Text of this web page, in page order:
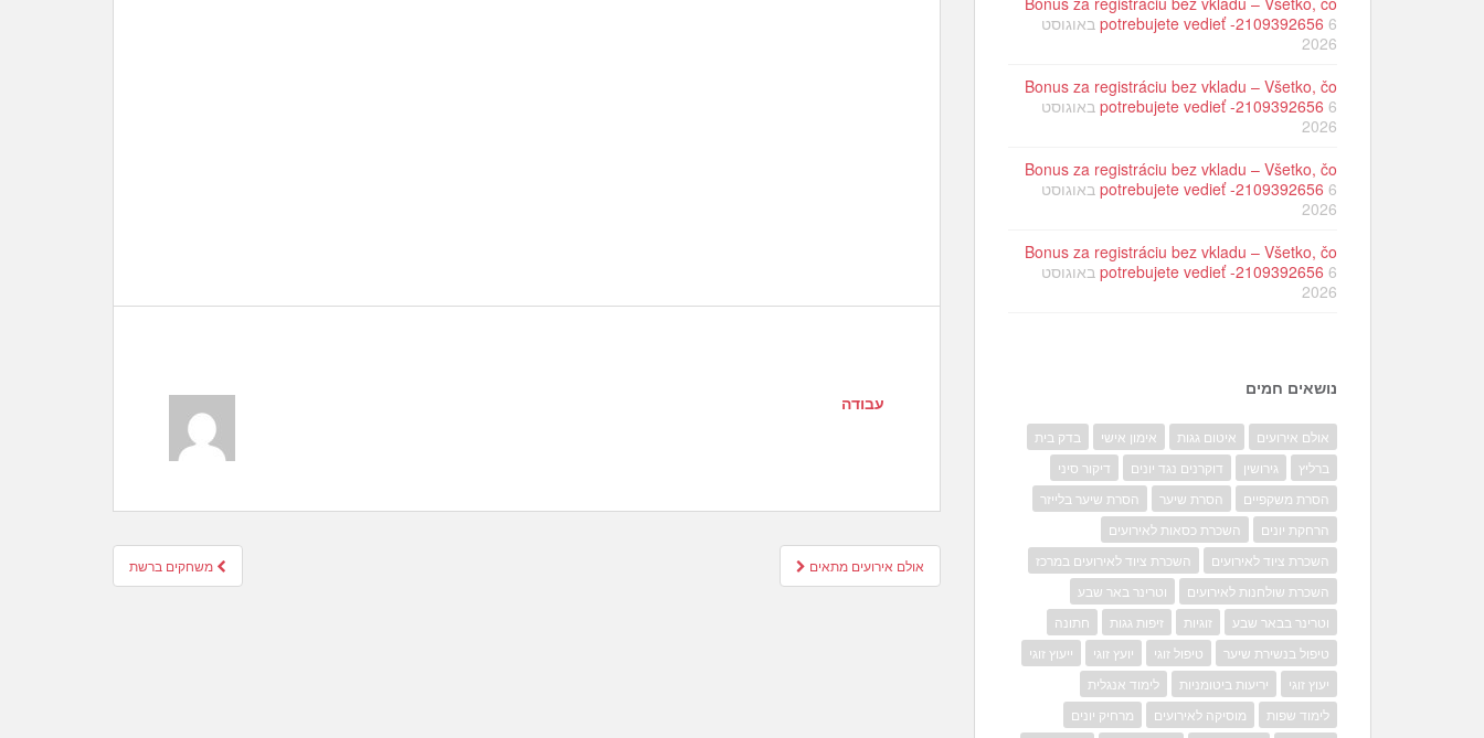
עבודה
Post
navigation
משחקים ברשת אולם אירועים מתאים
potrebujete vedieť -2109392656 6 באוגוסט
2026
Bonus za registráciu bez vkladu – Všetko, čo
potrebujete vedieť -2109392656 6 באוגוסט
2026
Bonus za registráciu bez vkladu – Všetko, čo
potrebujete vedieť -2109392656 6 באוגוסט
2026
Bonus za registráciu bez vkladu – Všetko, čo
potrebujete vedieť -2109392656 6 באוגוסט
2026
נושאים חמים
אולם אירועים איטום גגות אימון אישי
בדק בית
ברליץ
גירושין דוקרנים נגד יונים
דיקור סיני
הסרת משקפיים
הסרת שיער
הסרת שיער בלייזר
הרחקת יונים
השכרת כסאות לאירועים
השכרת ציוד לאירועים
השכרת ציוד לאירועים במרכז
השכרת שולחנות לאירועים
וטרינר באר שבע
וטרינר בבאר שבע
זוגיות זיפות גגות
חתונה
טיפול בנשירת שיער
טיפול זוגי יועץ זוגי
ייעוץ זוגי
יעוץ זוגי
יריעות ביטומניות
לימוד אנגלית
לימוד שפות
מוסיקה לאירועים
מרחיק יונים